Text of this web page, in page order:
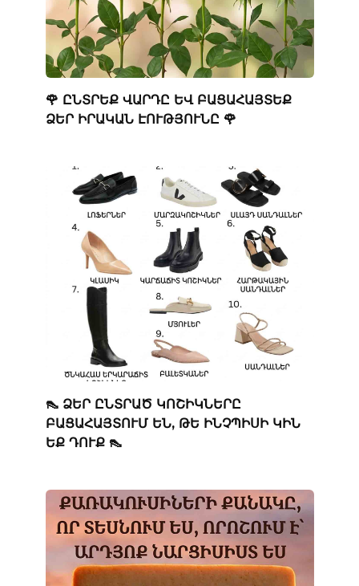
🌹 ԸՆՏՐԵՔ ՎԱՐԴԸ ԵՎ ԲԱՑԱՀԱՅՏԵՔ
ՁԵՐ ԻՐԱԿԱՆ ԷՈՒԹՅՈՒՆԸ 🌹
👠 ՁԵՐ ԸՆՏՐԱԾ ԿՈՇԻԿՆԵՐԸ
ԲԱՑԱՀԱՅՏՈՒՄ ԵՆ, ԹԵ ԻՆՉՊԻՍԻ ԿԻՆ
ԵՔ ԴՈՒՔ 👠